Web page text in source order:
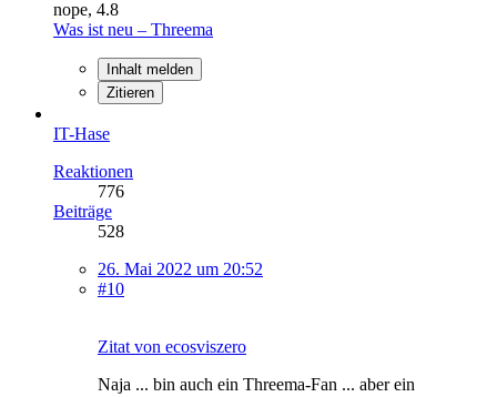
nope, 4.8
Was ist neu – Threema
Inhalt melden
Zitieren
IT-Hase
Reaktionen
776
Beiträge
528
26. Mai 2022 um 20:52
#10
Zitat von ecosviszero
Naja ... bin auch ein Threema-Fan ... aber ein